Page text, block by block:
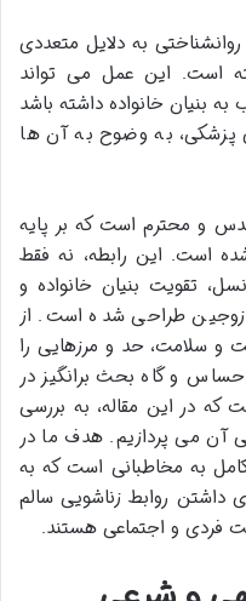
به دلایل متعددی
است. این عمل می تواند
بنیان خانواده داشته باشد
پزشکی، به وضوح به آن ها
و محترم است که بر پایه
است. این رابطه، نه فقط
تقویت بنیان خانواده و
طراحی شده است. از
و سلامت، حد و مرزهایی را
و گاه بحث برانگیز در
در این مقاله، به بررسی
آن می پردازیم. هدف ما در
کامل به مخاطبانی است که به
داشتن روابط زناشویی سالم
فردی و اجتماعی هستند.